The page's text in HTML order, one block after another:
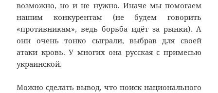
возможно, но и не нужно. Иначе мы помогаем
нашим конкурентам (не будем говорить
«противникам», ведь борьба идёт за рынки). А
они очень тонко сыграли, выбрав для своей
атаки кровь. У многих она русская с примесью
украинской.
Можно сделать вывод, что поиск национального